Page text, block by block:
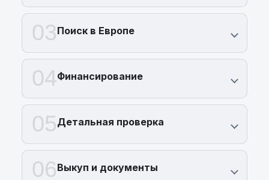
03Поиск в Европе
04Финансирование
05Детальная проверка
06Выкуп и документы